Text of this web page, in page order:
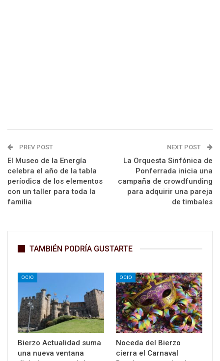
PREV POST
El Museo de la Energía
celebra el año de la tabla
períodica de los elementos
con un taller para toda la
familia
NEXT POST
La Orquesta Sinfónica de
Ponferrada inicia una
campaña de crowdfunding
para adquirir una pareja
de timbales
TAMBIÉN PODRÍA GUSTARTE
OCIO
Bierzo Actualidad suma
una nueva ventana
OCIO
Noceda del Bierzo
cierra el Carnaval